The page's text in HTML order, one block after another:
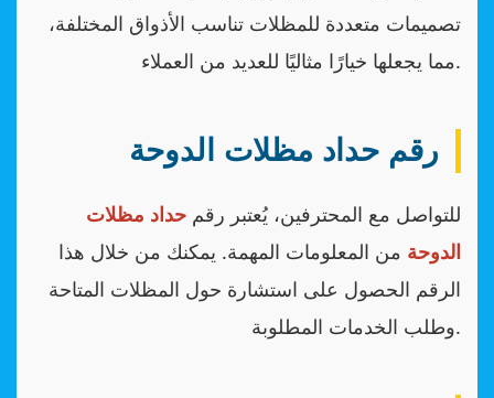
تصميمات متعددة للمظلات تناسب الأذواق المختلفة،
مما يجعلها خيارًا مثاليًا للعديد من العملاء.
رقم حداد مظلات الدوحة
للتواصل مع المحترفين، يُعتبر رقم حداد مظلات
الدوحة من المعلومات المهمة. يمكنك من خلال هذا
الرقم الحصول على استشارة حول المظلات المتاحة
وطلب الخدمات المطلوبة.